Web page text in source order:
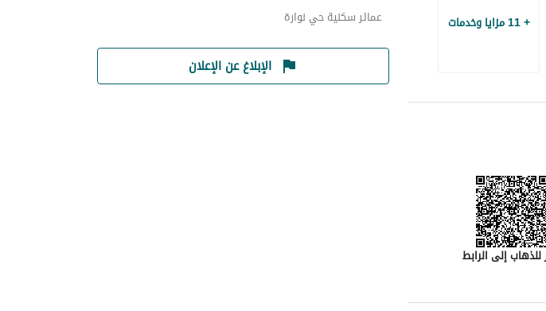
+ 11 مزايا وخدمات
للذهاب إلى الرابط
عمائر سكنية حي نوارة
الإبلاغ عن الإعلان